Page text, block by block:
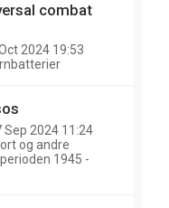
combat
2024 19:53
Sep 2024 11:24
og andre
1945 -